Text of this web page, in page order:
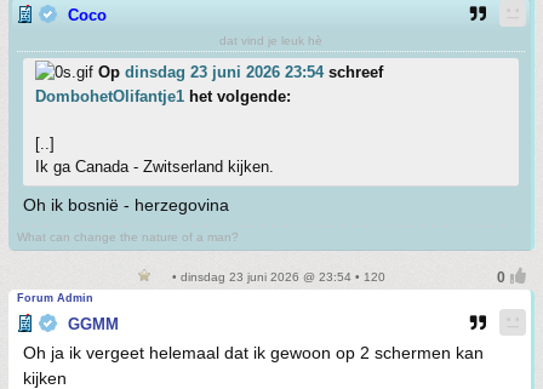
Coco
dat vind je leuk hè
Op dinsdag 23 juni 2026 23:54schreef
DombohetOlifantje1 het volgende:
[..]
Ik ga Canada - Zwitserland kijken.
Oh ik bosnië - herzegovina
What can change the nature of a man?
• dinsdag 23 juni 2026 @ 23:54 • 120
Forum Admin
GGMM
Oh ja ik vergeet helemaal dat ik gewoon op 2 schermen kan
kijken